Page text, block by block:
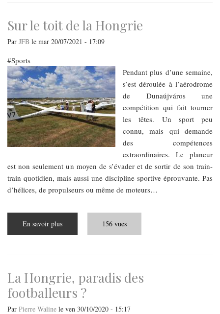
vélo
!
Sur le toit de la Hongrie
Par JFB le mar 20/07/2021 - 17:09
Sports
Pendant plus d’une semaine,
s’est déroulée à l’aérodrome
de Dunaújváros une
compétition qui fait tourner
les têtes. Un sport peu
connu, mais qui demande
des compétences
extraordinaires. Le planeur
est non seulement un moyen de s’évader et de sortir de son train-
train quotidien, mais aussi une discipline sportive éprouvante. Pas
d’hélices, de propulseurs ou même de moteurs…
En savoir plus
le
156 vues
La Hongrie, paradis des
footballeurs ?
Par Pierre Waline le ven 30/10/2020 - 15:17